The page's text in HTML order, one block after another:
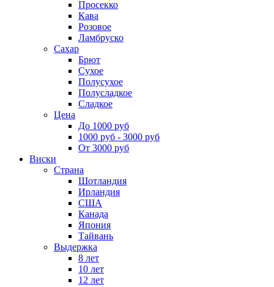
Просекко
Кава
Розовое
Ламбруско
Сахар
Брют
Сухое
Полусухое
Полусладкое
Сладкое
Цена
До 1000 руб
1000 руб - 3000 руб
От 3000 руб
Виски
Страна
Шотландия
Ирландия
США
Канада
Япония
Тайвань
Выдержка
8 лет
10 лет
12 лет